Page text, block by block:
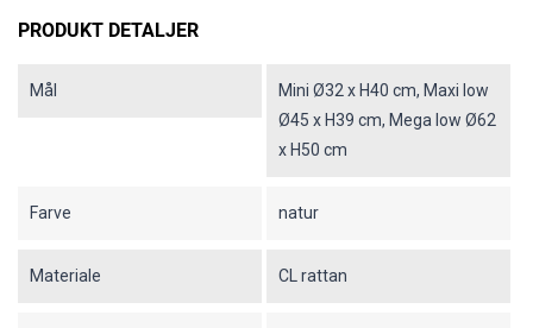
PRODUKT DETALJER
Mål
Mini Ø32 x H40 cm, Maxi low
Ø45 x H39 cm, Mega low Ø62
x H50 cm
Farve natur
Materiale CL rattan